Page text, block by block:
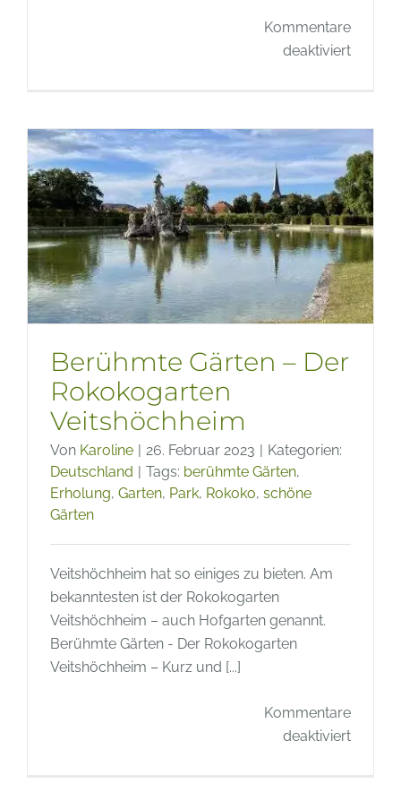
Kommentare
deaktiviertfür
Der
Garten
Tenjuan
in
Kyoto
Berühmte Gärten – Der
Rokokogarten
Veitshöchheim
Von Karoline | 26. Februar 2023 | Kategorien:
Deutschland | Tags: berühmte Gärten,
Erholung, Garten, Park, Rokoko, schöne
Gärten
Veitshöchheim hat so einiges zu bieten. Am
bekanntesten ist der Rokokogarten
Veitshöchheim – auch Hofgarten genannt.
Berühmte Gärten - Der Rokokogarten
Veitshöchheim – Kurz und [...]
Kommentare
deaktiviertfür